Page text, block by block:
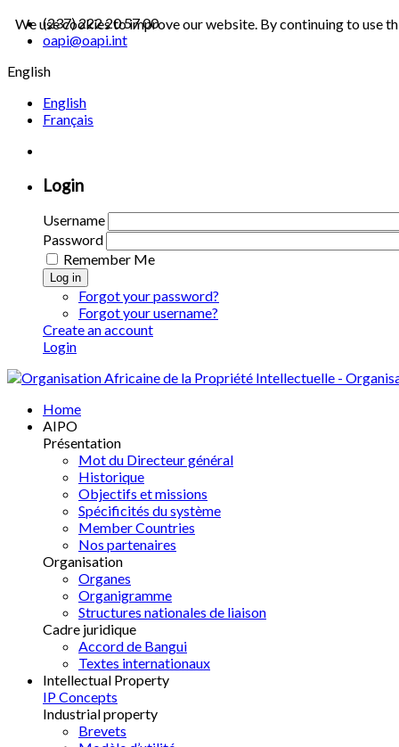
(237) 222 20 57 00
oapi@oapi.int
English
English
Français
Login
Username
Password
Remember Me
Log in
Forgot your password?
Forgot your username?
Create an account
Login
Home
AIPO
Présentation
Mot du Directeur général
Historique
Objectifs et missions
Spécificités du système
Member Countries
Nos partenaires
Organisation
Organes
Organigramme
Structures nationales de liaison
Cadre juridique
Accord de Bangui
Textes internationaux
Intellectual Property
IP Concepts
Industrial property
Brevets
We use cookies to improve our website. By continuing to use